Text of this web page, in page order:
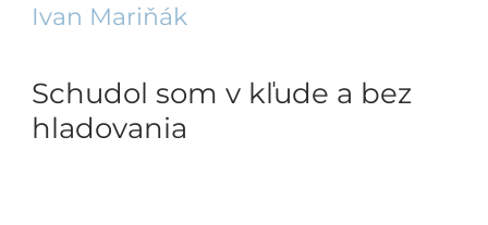
Ivan Mariňák
Schudol som v kľude a bez
hladovania